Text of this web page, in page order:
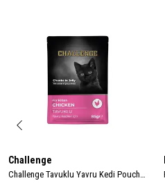
Challenge
Challenge Tavuklu Yavru Kedi Pouch 85gr